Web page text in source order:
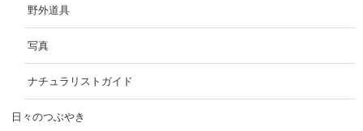
野外道具
写真
ナチュラリストガイド
日々のつぶやき